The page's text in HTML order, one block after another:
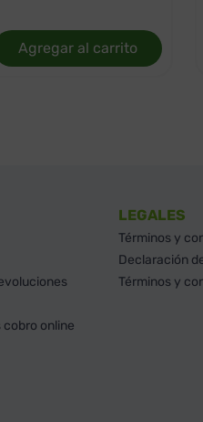
Agregar al carrito
online
LEGALES
Términos y
Declaración
Términos y